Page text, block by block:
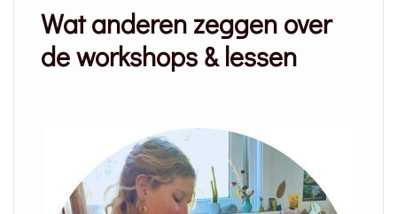
Wat anderen zeggen over
de workshops & lessen